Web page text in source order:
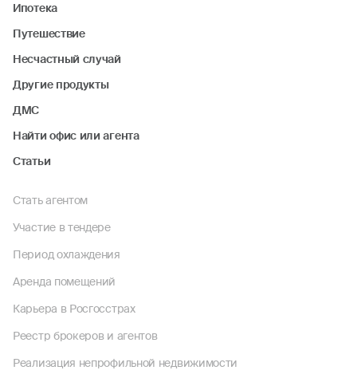
Ипотека
Путешествие
Несчастный случай
Другие продукты
ДМС
Найти офис или агента
Статьи
Стать агентом
Участие в тендере
Период охлаждения
Аренда помещений
Карьера в Росгосстрах
Реестр брокеров и агентов
Реализация непрофильной недвижимости